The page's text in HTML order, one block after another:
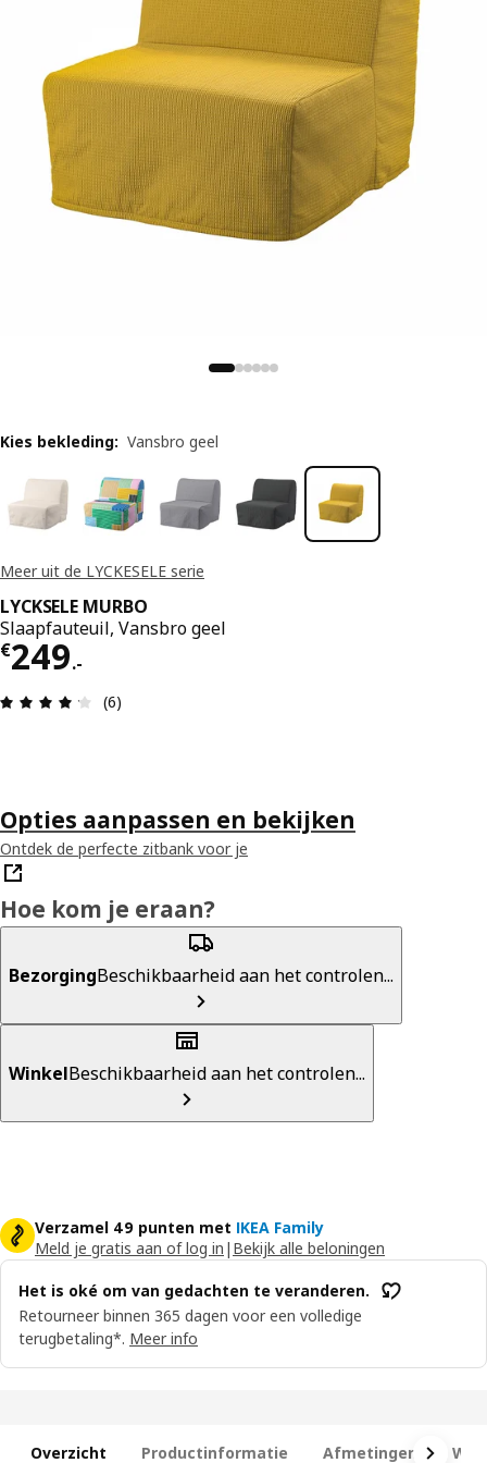
Meer uit de LYCKESELE serie
LYCKSELE MURBO
Slaapfauteuil, Vansbro geel
€249.-
Prijs € 249.-
Review: 4.2 van 5 sterren. Totaal
(6)
Kies bekleding: Vansbro geel
Opties aanpassen en bekijken
Ontdek de perfecte zitbank voor je
Hoe kom je eraan?
BezorgingBeschikbaarheid aan het controlen...
WinkelBeschikbaarheid aan het controlen...
Verzamel 49 punten met IKEA Family
Meld je gratis aan of log in | Bekijk alle beloningen
Het is oké om van gedachten te veranderen.
Retourneer binnen 365 dagen voor een volledige
terugbetaling*. Meer info
Overzicht Productinformatie Afmetingen